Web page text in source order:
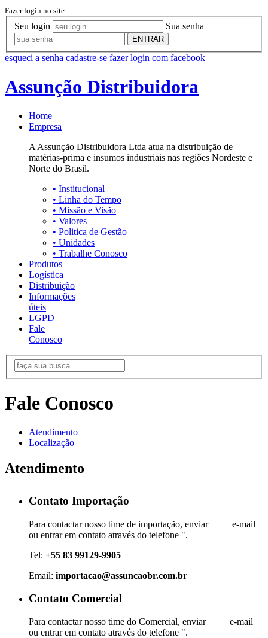
Fazer login no site
Seu login Sua senha
ENTRAR
esqueci a senha cadastre-se fazer login com facebook
Assunção Distribuidora
Home
Empresa
A Assunção Distribuidora Ltda atua na distribuição de
matérias-prima e insumos industriais nas regiões Nordeste e
Norte do Brasil.
• Institucional
• Linha do Tempo
• Missão e Visão
• Valores
• Politica de Gestão
• Unidades
• Trabalhe Conosco
Produtos
Logística
Distribuição
Informações
úteis
LGPD
Fale
Conosco
Fale Conosco
Atendimento
Localização
Atendimento
Contato Importação
Para contactar nosso time de importação, enviar e-mail
ou entrar em contato através do telefone ".
Tel: +55 83 99129-9905
Email: importacao@assuncaobr.com.br
Contato Comercial
Para contactar nosso time do Comercial, enviar e-mail
ou entrar em contato através do telefone ".